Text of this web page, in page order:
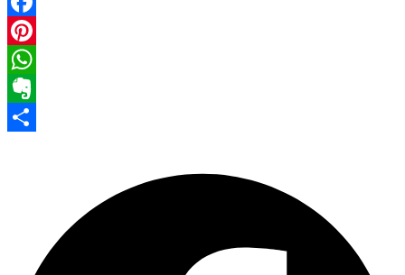
Facebook
Pinterest
WhatsApp
Evernote